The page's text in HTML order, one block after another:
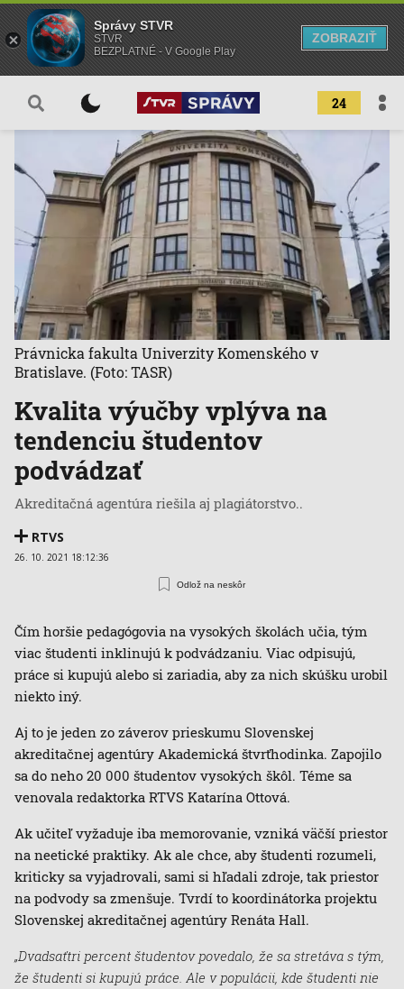
24
Kvalita výučby vplýva na
tendenciu študentov
podvádzať
Akreditačná agentúra riešila aj plagiátorstvo..
RTVS
26. 10. 2021 18:12:36
Odlož na neskôr
Právnicka fakulta Univerzity Komenského v
Bratislave. (Foto: TASR)
Čím horšie pedagógovia na vysokých školách učia, tým
viac študenti inklinujú k podvádzaniu. Viac odpisujú,
práce si kupujú alebo si zariadia, aby za nich skúšku urobil
niekto iný.
Aj to je jeden zo záverov prieskumu Slovenskej
akreditačnej agentúry Akademická štvrťhodinka. Zapojilo
sa do neho 20 000 študentov vysokých škôl. Téme sa
venovala redaktorka RTVS Katarína Ottová.
Ak učiteľ vyžaduje iba memorovanie, vzniká väčší priestor
na neetické praktiky. Ak ale chce, aby študenti rozumeli,
kriticky sa vyjadrovali, sami si hľadali zdroje, tak priestor
na podvody sa zmenšuje. Tvrdí to koordinátorka projektu
Slovenskej akreditačnej agentúry Renáta Hall.
„Dvadsaťtri percent študentov povedalo, že sa stretáva s tým,
že študenti si kupujú práce. Ale v populácii, kde študenti nie
Správy STVR
STVR
BEZPLATNÉ - V Google Play
ZOBRAZIŤ